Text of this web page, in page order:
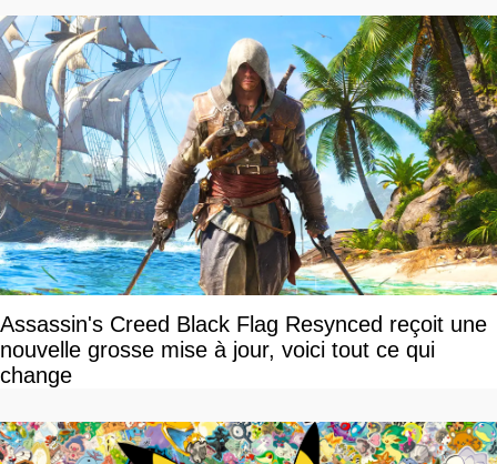
Assassin's Creed Black Flag Resynced reçoit une
nouvelle grosse mise à jour, voici tout ce qui
change